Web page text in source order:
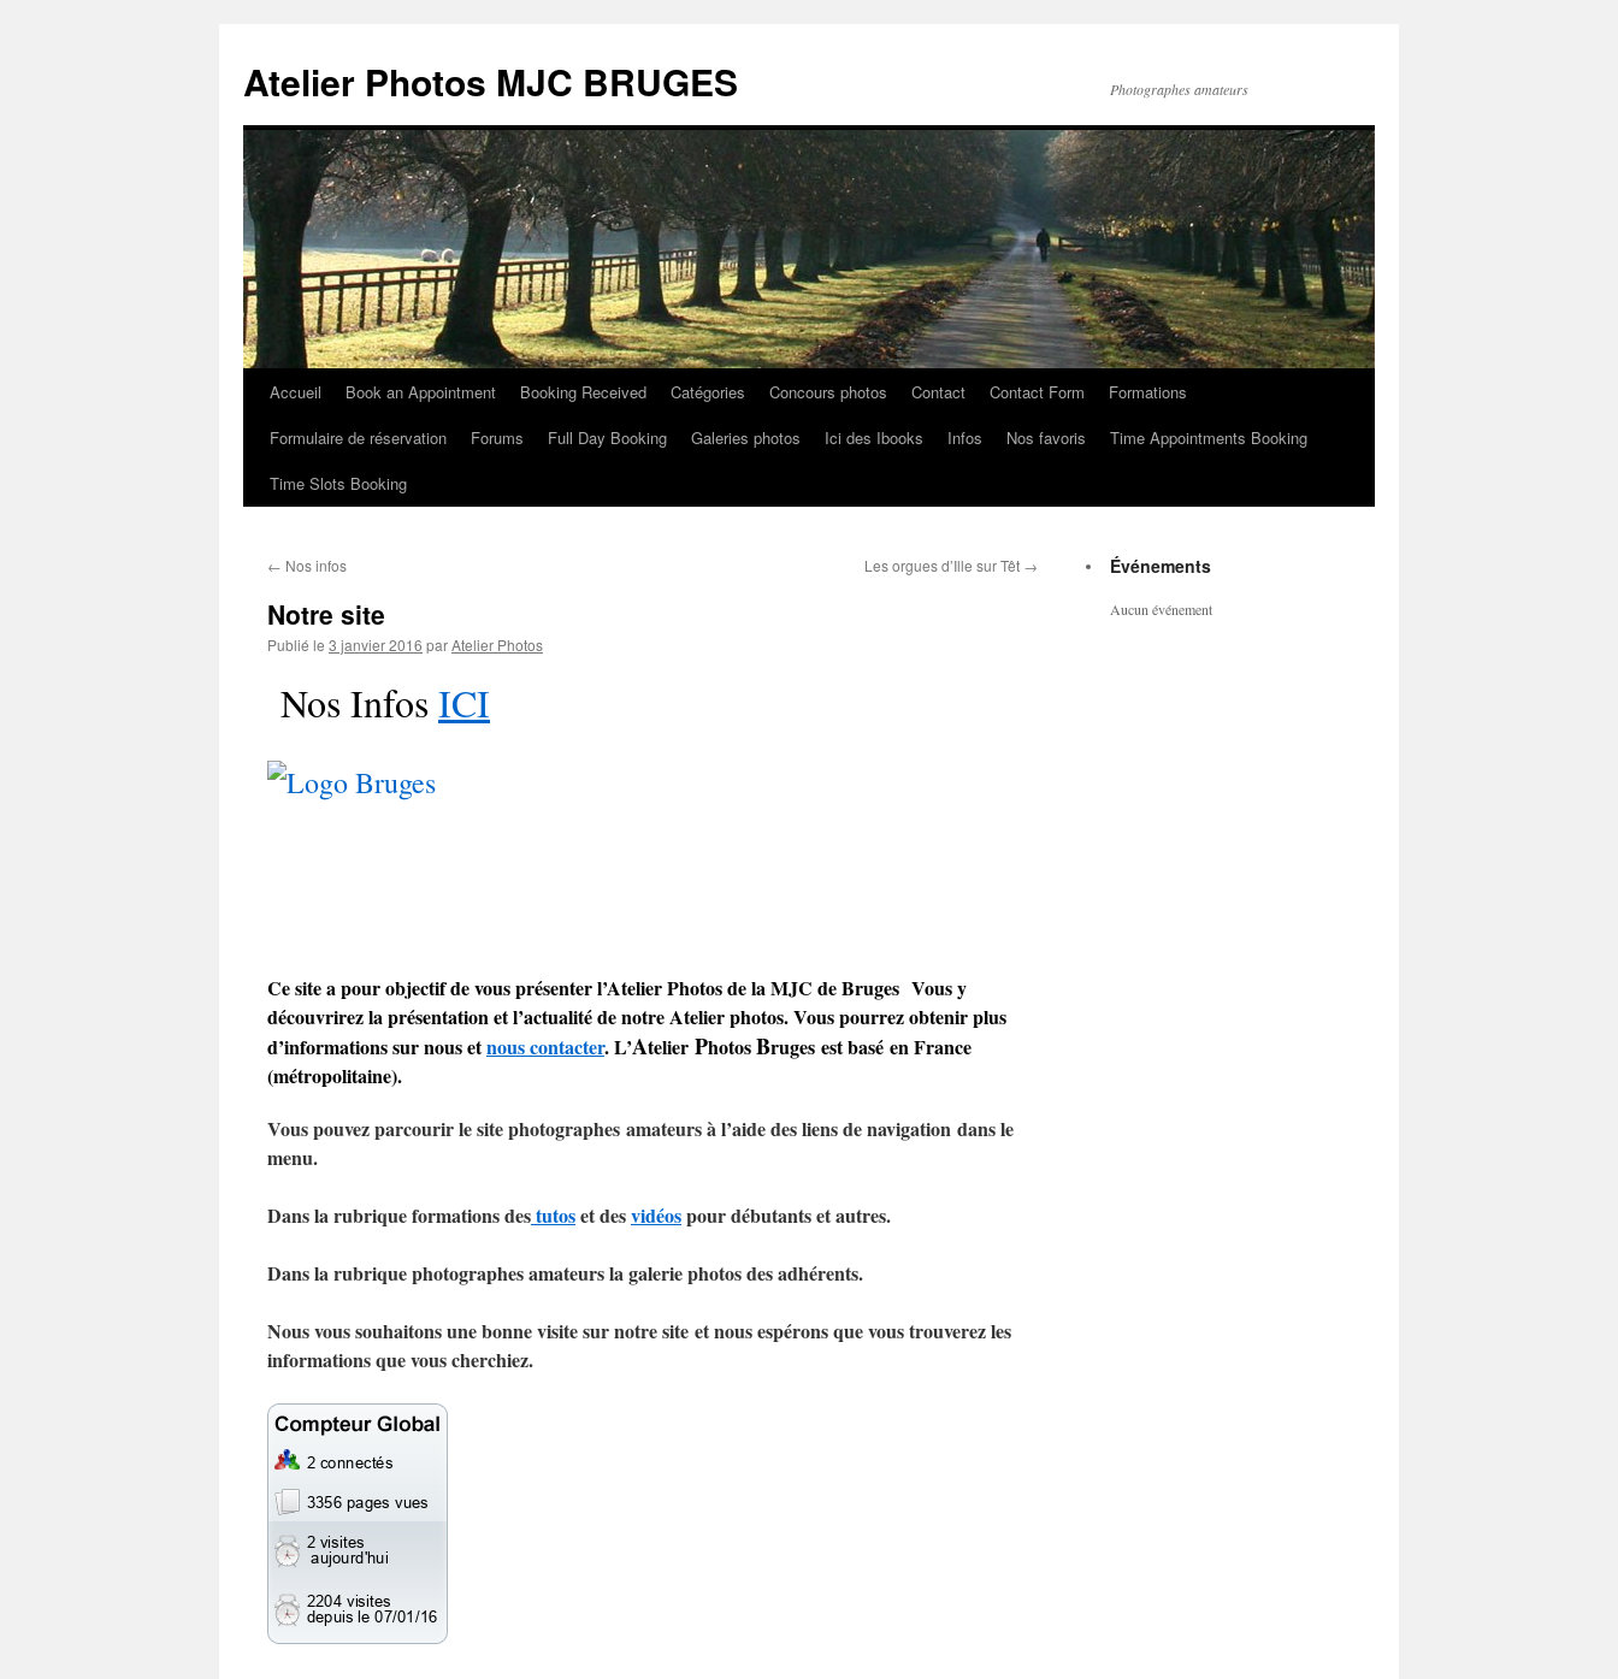
Atelier Photos MJC BRUGES Photographes amateurs
Aller
contenu
Accueil Book an Appointment Booking Received Catégories Concours photos Contact Contact Form
Formations
Formulaire de réservation
Forums Full Day Booking Galeries photos Ici des Ibooks Infos Nos favoris
Time Appointments Booking
Time Slots Booking
← Nos infos Les orgues d’Ille sur Têt →
Notre site
Publié le 3 janvier 2016 parAtelier Photos
Nos Infos ICI
Ce site a pour objectif de vous présenter l’Atelier Photos de la MJC de Bruges Vous y
découvrirez la présentation et l’actualité de notre Atelier photos. Vous pourrez obtenir plus
d’informations sur nous etnous contacter. L’Atelier PhotosBruges est basé en France
(métropolitaine).
Vous pouvez parcourir le site photographes amateurs à l’aide des liens de navigation dans le
menu.
Dans la rubrique formations destutoset desvidéospour débutants et autres.
Dans la rubrique photographes amateurs la galerie photos des adhérents.
Nous vous souhaitons une bonne visite sur notre site et nous espérons que vous trouverez les
informations que vous cherchiez.
Événements
Aucun événement